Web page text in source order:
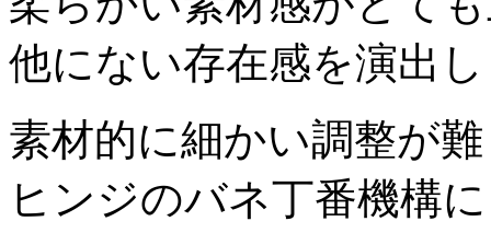
他にない存在感を演出
素材的に細かい調整が
ヒンジのバネ丁番機構